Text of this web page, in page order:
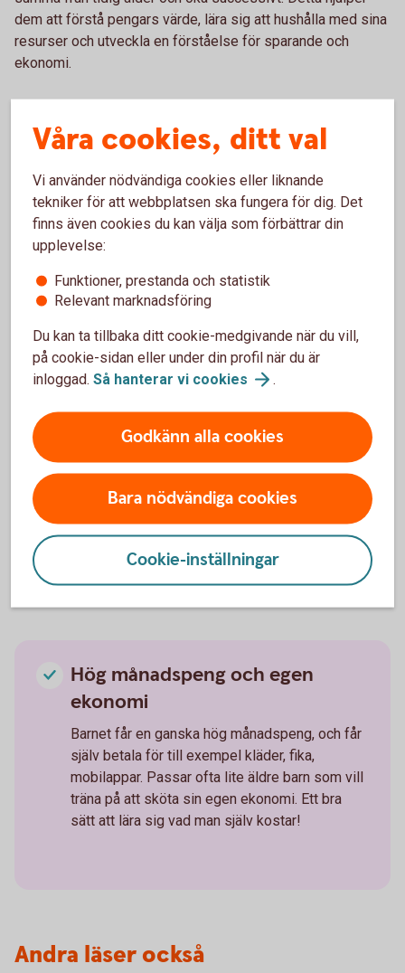
dem att förstå pengars värde, lära sig att hushålla med sina
resurser och utveckla en förståelse för sparande och
ekonomi.
Liten veckopeng för småköp
Barnet får ganska låg veckopeng för småköp,
men slipper betala för större saker som bio,
kläder och fika. Passar ofta yngre barn som
på att hantera den.
Baspeng med chans till
extrapengar
Barnet får en baspeng, med chans till mer
städa badrummet, passa småsyskon eller laga
mat. Passar många barn i mellanstadieåldern.
Hög månadspeng och egen
ekonomi
Barnet får en ganska hög månadspeng, och får
själv betala för till exempel kläder, fika,
mobilappar. Passar ofta lite äldre barn som vill
träna på att sköta sin egen ekonomi. Ett bra
sätt att lära sig vad man själv kostar!
Andra läser också
Våra cookies, ditt val
Vi använder nödvändiga cookies eller liknande
tekniker för att webbplatsen ska fungera för dig. Det
finns även cookies du kan välja som förbättrar din
upplevelse:
Funktioner, prestanda och statistik
Relevant marknadsföring
Du kan ta tillbaka ditt cookie-medgivande när du vill,
på cookie-sidan eller under din profil när du är
inloggad. Så hanterar vi cookies .
Godkänn alla cookies
Bara nödvändiga cookies
Cookie-inställningar